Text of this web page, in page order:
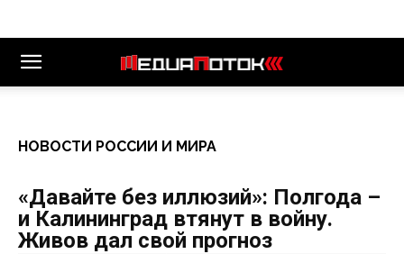
НОВОСТИ РОССИИ И МИРА
«Давайте без иллюзий»: Полгода –
и Калининград втянут в войну.
Живов дал свой прогноз